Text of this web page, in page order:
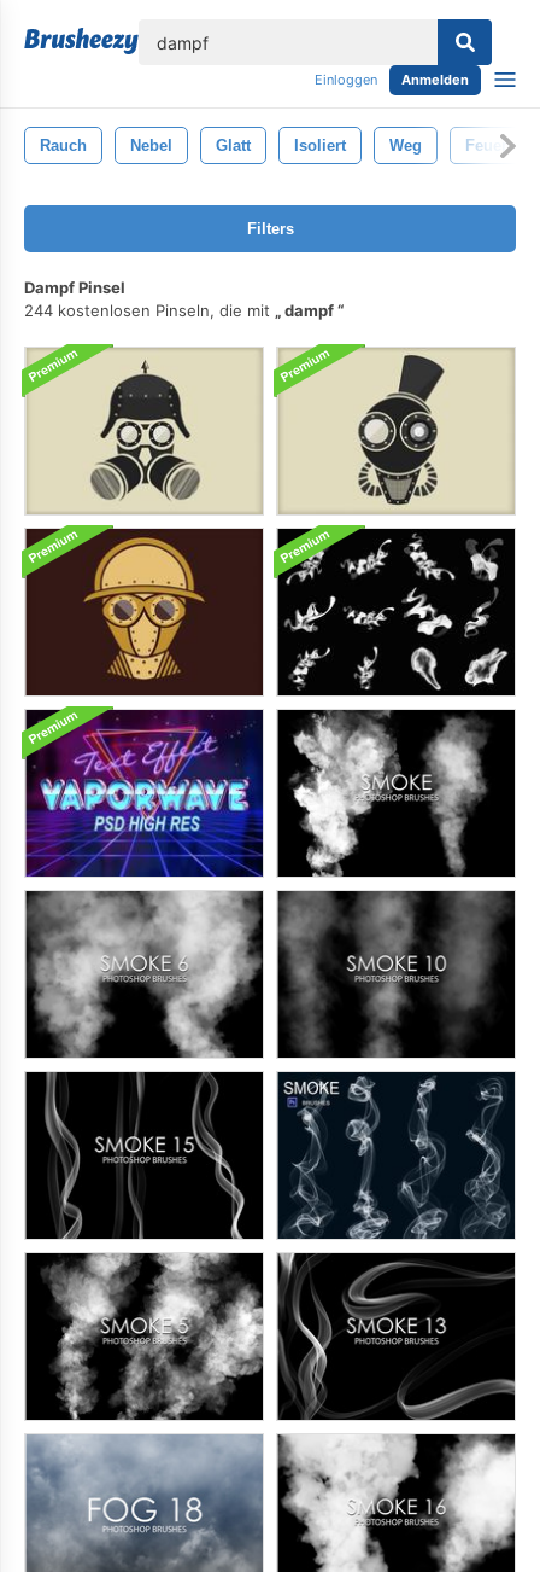
Einloggen Anmelden
Rauch Nebel Glatt Isoliert Weg Feuer
Filters
Dampf Pinsel
244 kostenlosen Pinseln, die mit
dampf